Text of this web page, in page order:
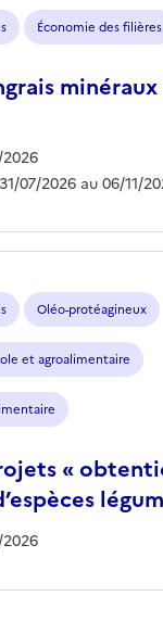
Économie des filières
07/2026 au 06/11/
Oléo-protéagineux
et agroalimentaire
«